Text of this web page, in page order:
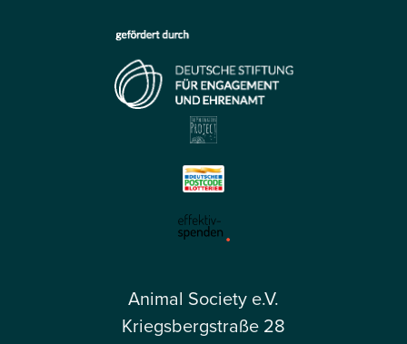
Animal Society e.V.
Kriegsbergstraße 28